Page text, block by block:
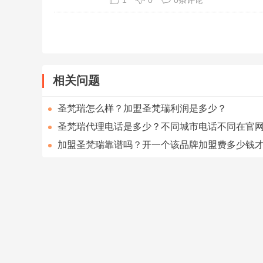
相关问题
圣梵瑞怎么样？加盟圣梵瑞利润是多少？
圣梵瑞代理电话是多少？不同城市电话不同在官
加盟圣梵瑞靠谱吗？开一个该品牌加盟费多少钱